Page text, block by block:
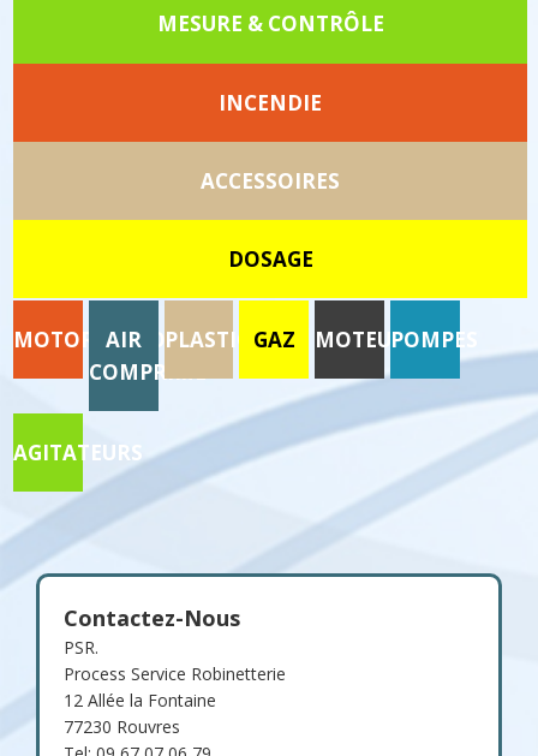
MESURE & CONTRÔLE
INCENDIE
ACCESSOIRES
DOSAGE
MOTORISATION
AIR
COMPRIME
PLASTIQUE
GAZ MOTEURSPOMPES
AGITATEURS
Contactez-Nous
PSR.
Process Service Robinetterie
12 Allée la Fontaine
77230 Rouvres